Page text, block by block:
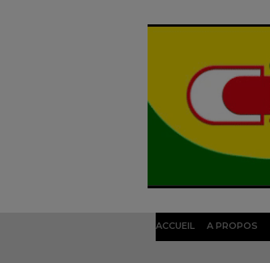
ACCUEIL A PROPOS